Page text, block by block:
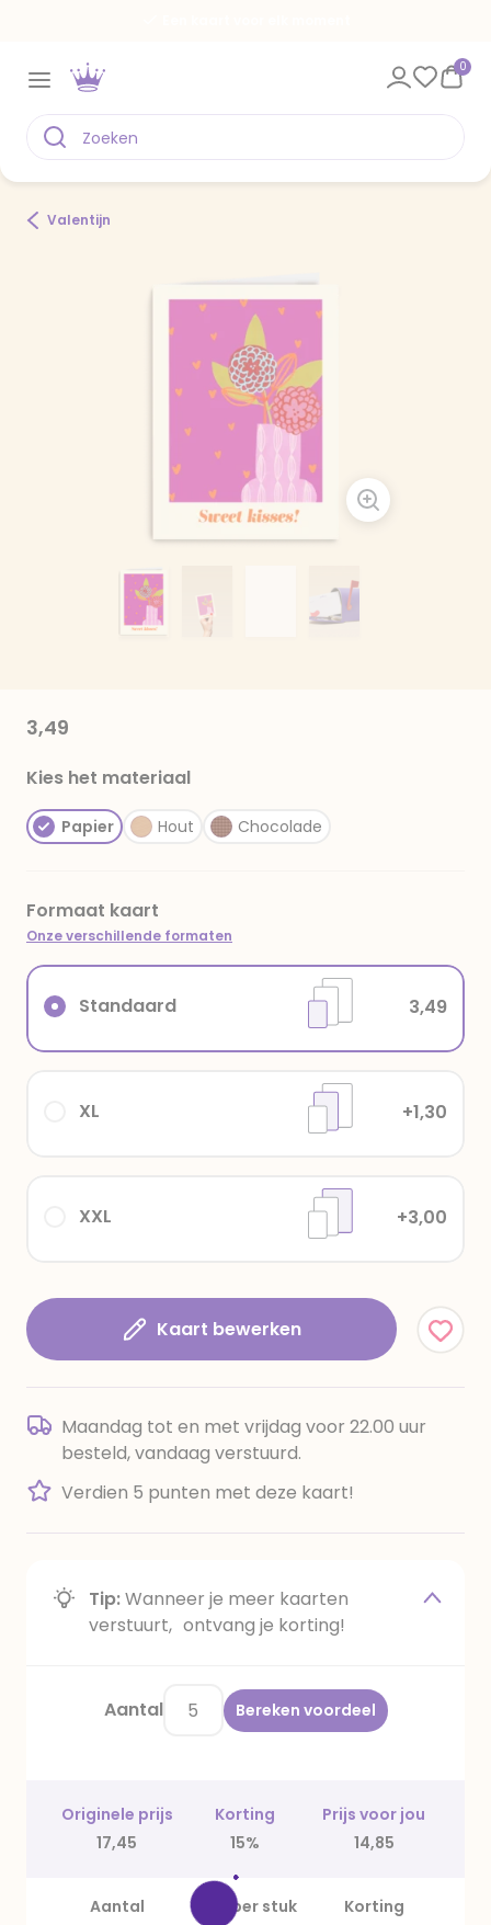
0
Valentijn
3,49
Kies het materiaal
Papier Hout Chocolade
Formaat kaart
Onze verschillende formaten
XXL +3,00
XL +1,30
Standaard 3,49
Kaart bewerken
Maandag tot en met vrijdag voor 22.00 uur
besteld, vandaag verstuurd.
Verdien 5 punten met deze kaart!
Tip:Wanneer je meer kaarten
verstuurt, ontvang je korting!
Aantal Bereken voordeel
Originele prijs Korting
Prijs voor jou
17,45
15% 14,85
Aantal Prijs per stuk
Korting